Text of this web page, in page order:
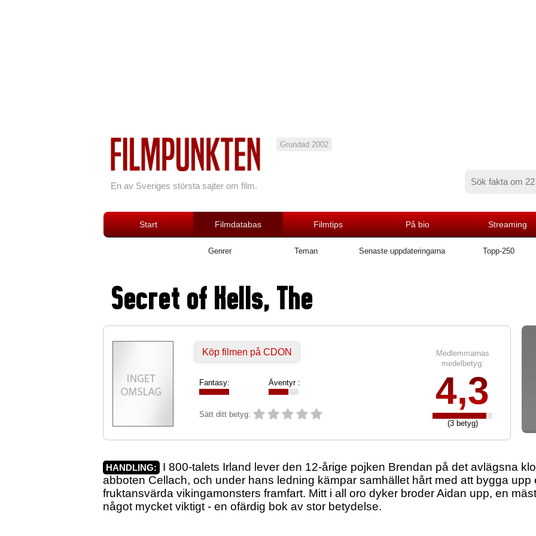
En av Sveriges största sajter om film.
Grundad 2002
Start Filmdatabas Filmtips På bio Streaming
Genrer Teman Senaste uppdateringarna Topp-250
Secret of Kells, The
Köp filmen på CDON
Fantasy: Äventyr :
Sätt ditt betyg:
Medlemmarnas
medelbetyg:
4,3
(3 betyg)
HANDLING:
I 800-talets Irland lever den 12-årige pojken Brendan på det avlägsna
abboten Cellach, och under hans ledning kämpar samhället hårt med att bygga upp
fruktansvärda vikingamonsters framfart. Mitt i all oro dyker broder Aidan upp, en
något mycket viktigt - en ofärdig bok av stor betydelse.